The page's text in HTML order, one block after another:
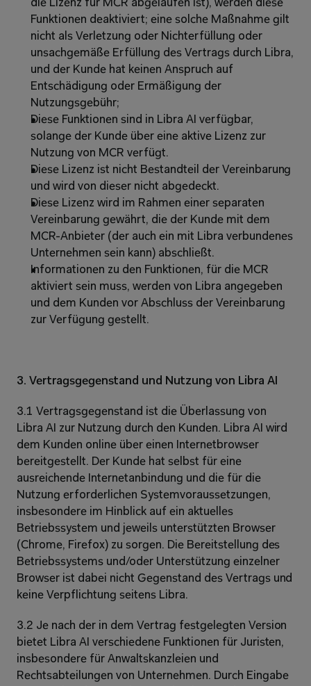
die Lizenz für MCR abgelaufen ist), werden diese
Funktionen deaktiviert; eine solche Maßnahme gilt
nicht als Verletzung oder Nichterfüllung oder
unsachgemäße Erfüllung des Vertrags durch Libra,
und der Kunde hat keinen Anspruch auf
Entschädigung oder Ermäßigung der
Nutzungsgebühr;
Diese Funktionen sind in Libra AI verfügbar,
solange der Kunde über eine aktive Lizenz zur
Nutzung von MCR verfügt.
Diese Lizenz ist nicht Bestandteil der Vereinbarung
und wird von dieser nicht abgedeckt.
Diese Lizenz wird im Rahmen einer separaten
Vereinbarung gewährt, die der Kunde mit dem
MCR-Anbieter (der auch ein mit Libra verbundenes
Unternehmen sein kann) abschließt.
Informationen zu den Funktionen, für die MCR
aktiviert sein muss, werden von Libra angegeben
und dem Kunden vor Abschluss der Vereinbarung
zur Verfügung gestellt.
3. Vertragsgegenstand und Nutzung von Libra AI
3.1 Vertragsgegenstand ist die Überlassung von
Libra AI zur Nutzung durch den Kunden. Libra AI wird
dem Kunden online über einen Internetbrowser
bereitgestellt. Der Kunde hat selbst für eine
ausreichende Internetanbindung und die für die
Nutzung erforderlichen Systemvoraussetzungen,
insbesondere im Hinblick auf ein aktuelles
Betriebssystem und jeweils unterstützten Browser
(Chrome, Firefox) zu sorgen. Die Bereitstellung des
Betriebssystems und/oder Unterstützung einzelner
Browser ist dabei nicht Gegenstand des Vertrags und
keine Verpflichtung seitens Libra.
3.2 Je nach der in dem Vertrag festgelegten Version
bietet Libra AI verschiedene Funktionen für Juristen,
insbesondere für Anwaltskanzleien und
Rechtsabteilungen von Unternehmen. Durch Eingabe